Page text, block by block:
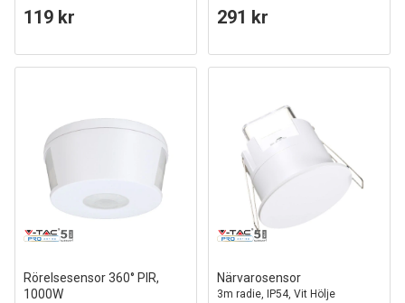
119 kr
Home
291 kr
Rörelsesensor 360° PIR,
1000W
Närvarosensor
3m radie, IP54, Vit Hölje